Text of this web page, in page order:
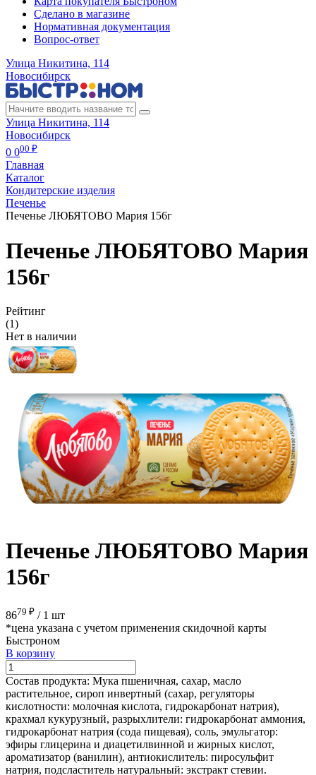
Сделано в магазине
Нормативная документация
Вопрос-ответ
Улица Никитина, 114
Новосибирск
Улица Никитина, 114
Новосибирск
0 000 ₽
Главная
Каталог
Кондитерские изделия
Печенье
Печенье ЛЮБЯТОВО Мария 156г
Печенье ЛЮБЯТОВО Мария
156г
Рейтинг
(1)
Нет в наличии
Печенье ЛЮБЯТОВО Мария
156г
8679 ₽ / 1 шт
*цена указана с учетом применения скидочной карты
Быстроном
В корзину
Состав продукта: Мука пшеничная, сахар, масло
растительное, сироп инвертный (сахар, регуляторы
кислотности: молочная кислота, гидрокарбонат натрия),
крахмал кукурузный, разрыхлители: гидрокарбонат аммония,
гидрокарбонат натрия (сода пищевая), соль, эмульгатор:
эфиры глицерина и диацетилвинной и жирных кислот,
ароматизатор (ванилин), антиокислитель: пиросульфит
натрия, подсластитель натуральный: экстракт стевии.